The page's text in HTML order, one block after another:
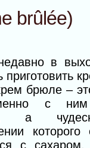
brûlée)
в
приготовить
брюле –
с ним
а
с